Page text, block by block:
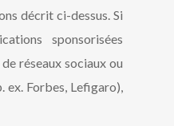
décrit ci-dessus. Si
sponsorisées
réseaux sociaux ou
ex. Forbes, Lefigaro),